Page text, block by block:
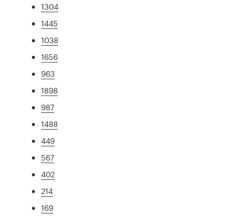
1304
1445
1038
1656
963
1898
987
1488
449
567
402
214
169